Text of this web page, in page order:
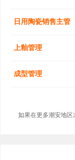
日用陶瓷销售主管
上釉管理
成型管理
如果在更多潮安地区